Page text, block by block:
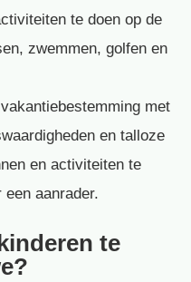
te doen op de
zwemmen, golfen en
met
en talloze
en activiteiten te
aanrader.
te